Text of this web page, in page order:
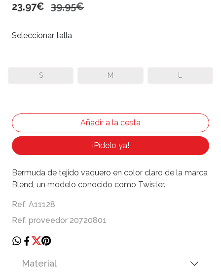
23,97€ 39,95€
Seleccionar talla
S M L
¡Pídelo ya!
Bermuda de tejido vaquero en color claro de la marca
Blend, un modelo conocido como Twister.
Ref. A11128
Ref. proveedor 20720801
Material